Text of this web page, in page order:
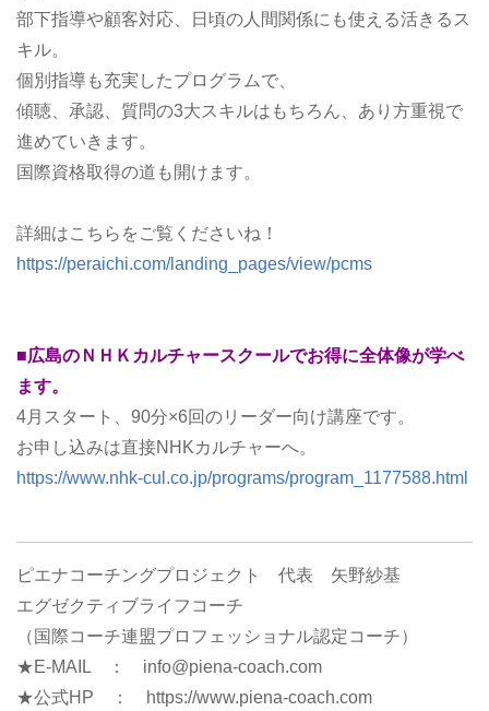
部下指導や顧客対応、日頃の人間関係にも使える活きるス
キル。
個別指導も充実したプログラムで、
傾聴、承認、質問の3大スキルはもちろん、あり方重視で
進めていきます。
国際資格取得の道も開けます。
詳細はこちらをご覧くださいね！
https://peraichi.com/landing_pages/view/pcms
■広島のＮＨＫカルチャースクールでお得に全体像が学べ
ます。
4月スタート、90分×6回のリーダー向け講座です。
お申し込みは直接NHKカルチャーへ。
https://www.nhk-cul.co.jp/programs/program_1177588.html
ピエナコーチングプロジェクト 代表 矢野紗基
エグゼクティブライフコーチ
（国際コーチ連盟プロフェッショナル認定コーチ）
★E-MAIL ： info@piena-coach.com
★公式HP ： https://www.piena-coach.com